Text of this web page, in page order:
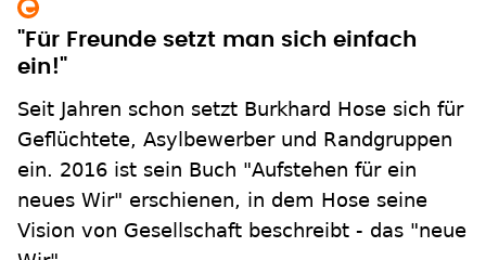
"Für Freunde setzt man sich einfach
ein!"
Seit Jahren schon setzt Burkhard Hose sich für
Geflüchtete, Asylbewerber und Randgruppen
ein. 2016 ist sein Buch "Aufstehen für ein
neues Wir" erschienen, in dem Hose seine
Vision von Gesellschaft beschreibt - das "neue